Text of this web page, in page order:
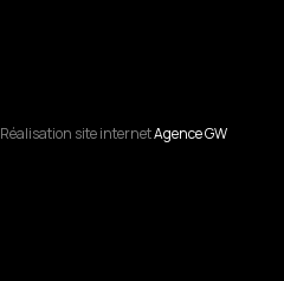
Réalisation site internetAgence GW